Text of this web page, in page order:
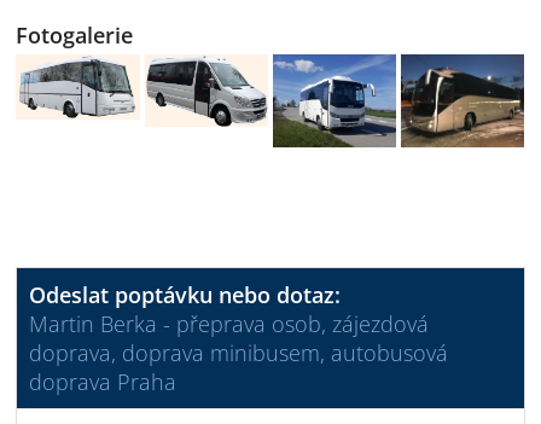
Fotogalerie
Odeslat poptávku nebo dotaz:
Martin Berka - přeprava osob, zájezdová
doprava, doprava minibusem, autobusová
doprava Praha